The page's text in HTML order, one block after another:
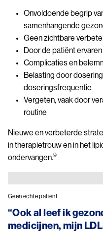
Onvoldoende begrip
samenhangende
Geen zichtbare
Door de patiënt
Complicaties en
Belasting door
doseringsfrequentie
Vergeten, vaak door
routine
Nieuwe en verbeterde
in therapietrouw en in het
ondervangen.9
Geen echte patiënt
“Ook al leef ik
medicijnen, mijn